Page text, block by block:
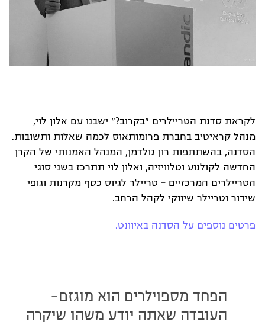
לקראת סדנת הטריילרים ״בקרוב?״ ישבנו עם אלון לוי,
מנהל קראיטיב בחברת פרומותאוס לכמה שאלות ותשובות.
הסדנה, בהשתתפות רון גולדמן, המנהל האמנותי של הקרן
החדשה לקולנוע וטלוויזיה, ואלון לוי תתרכז בשני סוגי
הטריילרים המרכזיים – טריילר לגיוס כסף מקרנות וגופי
שידור וטריילר שיווקי לקהל הרחב.
פרטים נוספים על הסדנה באיוונט.
הפחד מספוילרים הוא מוגזם-
העובדה שאתה יודע משהו שיקרה